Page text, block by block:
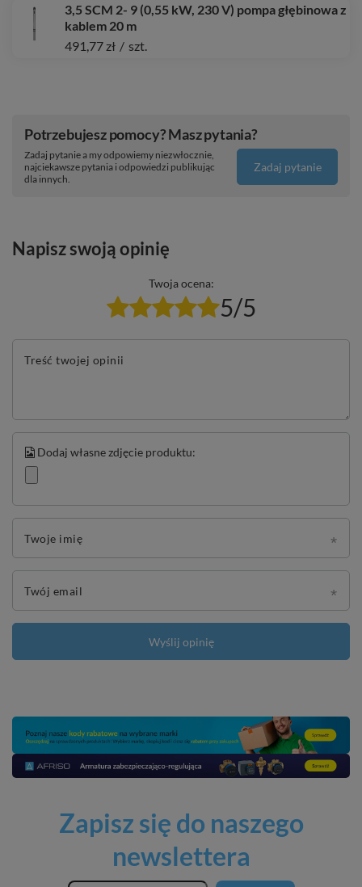
3,5 SCM 2- 9 (0,55 kW, 230 V) pompa głębinowa z
kablem 20 m
491,77 zł / szt.
Potrzebujesz pomocy? Masz pytania?
Zadaj pytanie a my odpowiemy niezwłocznie,
najciekawsze pytania i odpowiedzi publikując
dla innych.
Zadaj pytanie
Napisz swoją opinię
Twoja ocena:
5/5
Treść twojej opinii
Dodaj własne zdjęcie produktu:
Twoje imię
Twój email
Wyślij opinię
Zapisz się do naszego
newslettera